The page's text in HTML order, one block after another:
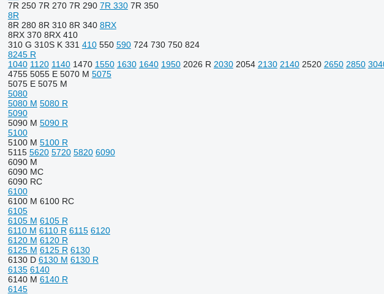
7R 250 7R 270 7R 290 7R 330 7R 350
8R
8R 280 8R 310 8R 340 8RX
8RX 370 8RX 410
310 G 310S K 331 410 550 590 724 730 750 824
8245 R
1040 1120 1140 1470 1550 1630 1640 1950 2026 R 2030 2054 2130 2140 2520 2650 2850
4755 5055 E 5070 M 5075
5075 E 5075 M
5080
5080 M 5080 R
5090
5090 M 5090 R
5100
5100 M 5100 R
5115 5620 5720 5820 6090
6090 M
6090 MC
6090 RC
6100
6100 M 6100 RC
6105
6105 M 6105 R
6110 M 6110 R 6115 6120
6120 M 6120 R
6125 M 6125 R 6130
6130 D 6130 M 6130 R
6135 6140
6140 M 6140 R
6145